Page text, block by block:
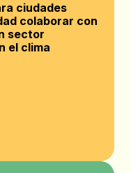
ciudades
colaborar con
sector
el clima